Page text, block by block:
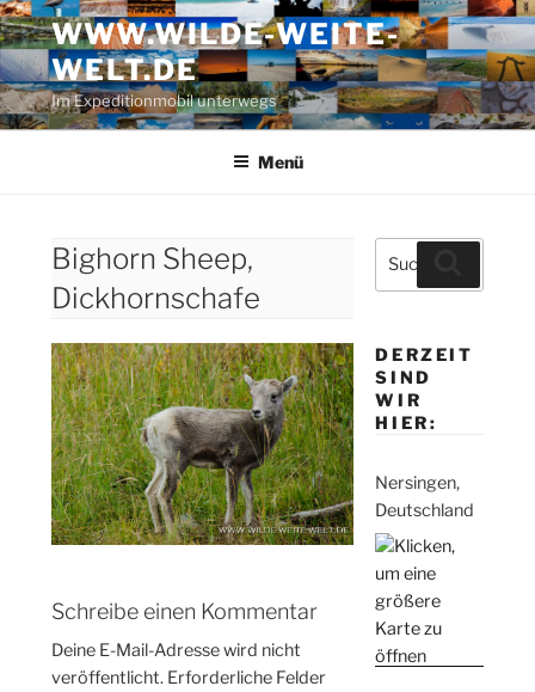
Zum
Inhalt
springen
WWW.WILDE-WEITE-
WELT.DE
Im Expeditionmobil unterwegs
Menü
Bighorn Sheep,
Dickhornschafe
Schreibe einen Kommentar
Deine E-Mail-Adresse wird nicht
veröffentlicht. Erforderliche Felder
Suche
nach:
DERZEIT
SIND
WIR
HIER:
Nersingen,
Deutschland